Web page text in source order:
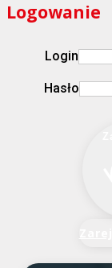
Logowanie
Login
Hasło